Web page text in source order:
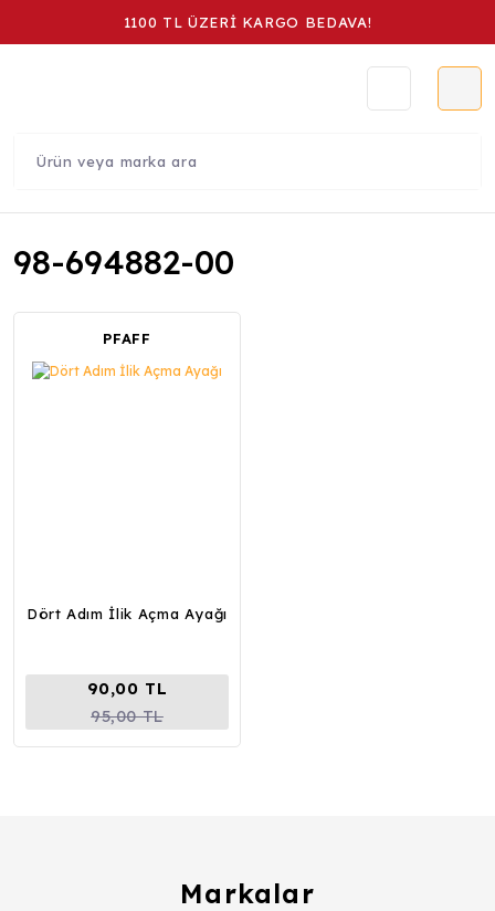
1100 TL ÜZERİ KARGO BEDAVA!
98-694882-00
PFAFF
Dört Adım İlik Açma Ayağı
90,00 TL
95,00 TL
Markalar